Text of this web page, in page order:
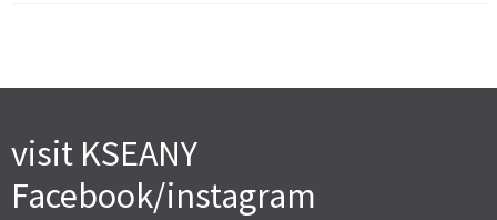
visit KSEANY
Facebook/instagram